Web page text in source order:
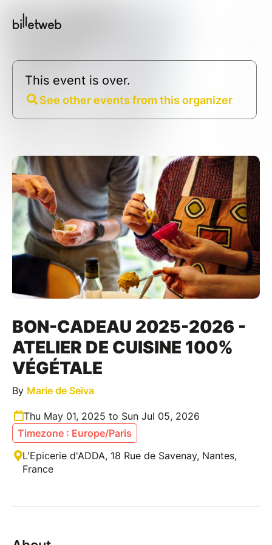
This event is over.
See other events from this organizer
BON-CADEAU 2025-2026 -
ATELIER DE CUISINE 100%
VÉGÉTALE
By Marie de Seïva
Thu May 01, 2025 to Sun Jul 05, 2026
Timezone : Europe/Paris
L'Epicerie d'ADDA, 18 Rue de Savenay, Nantes,
France